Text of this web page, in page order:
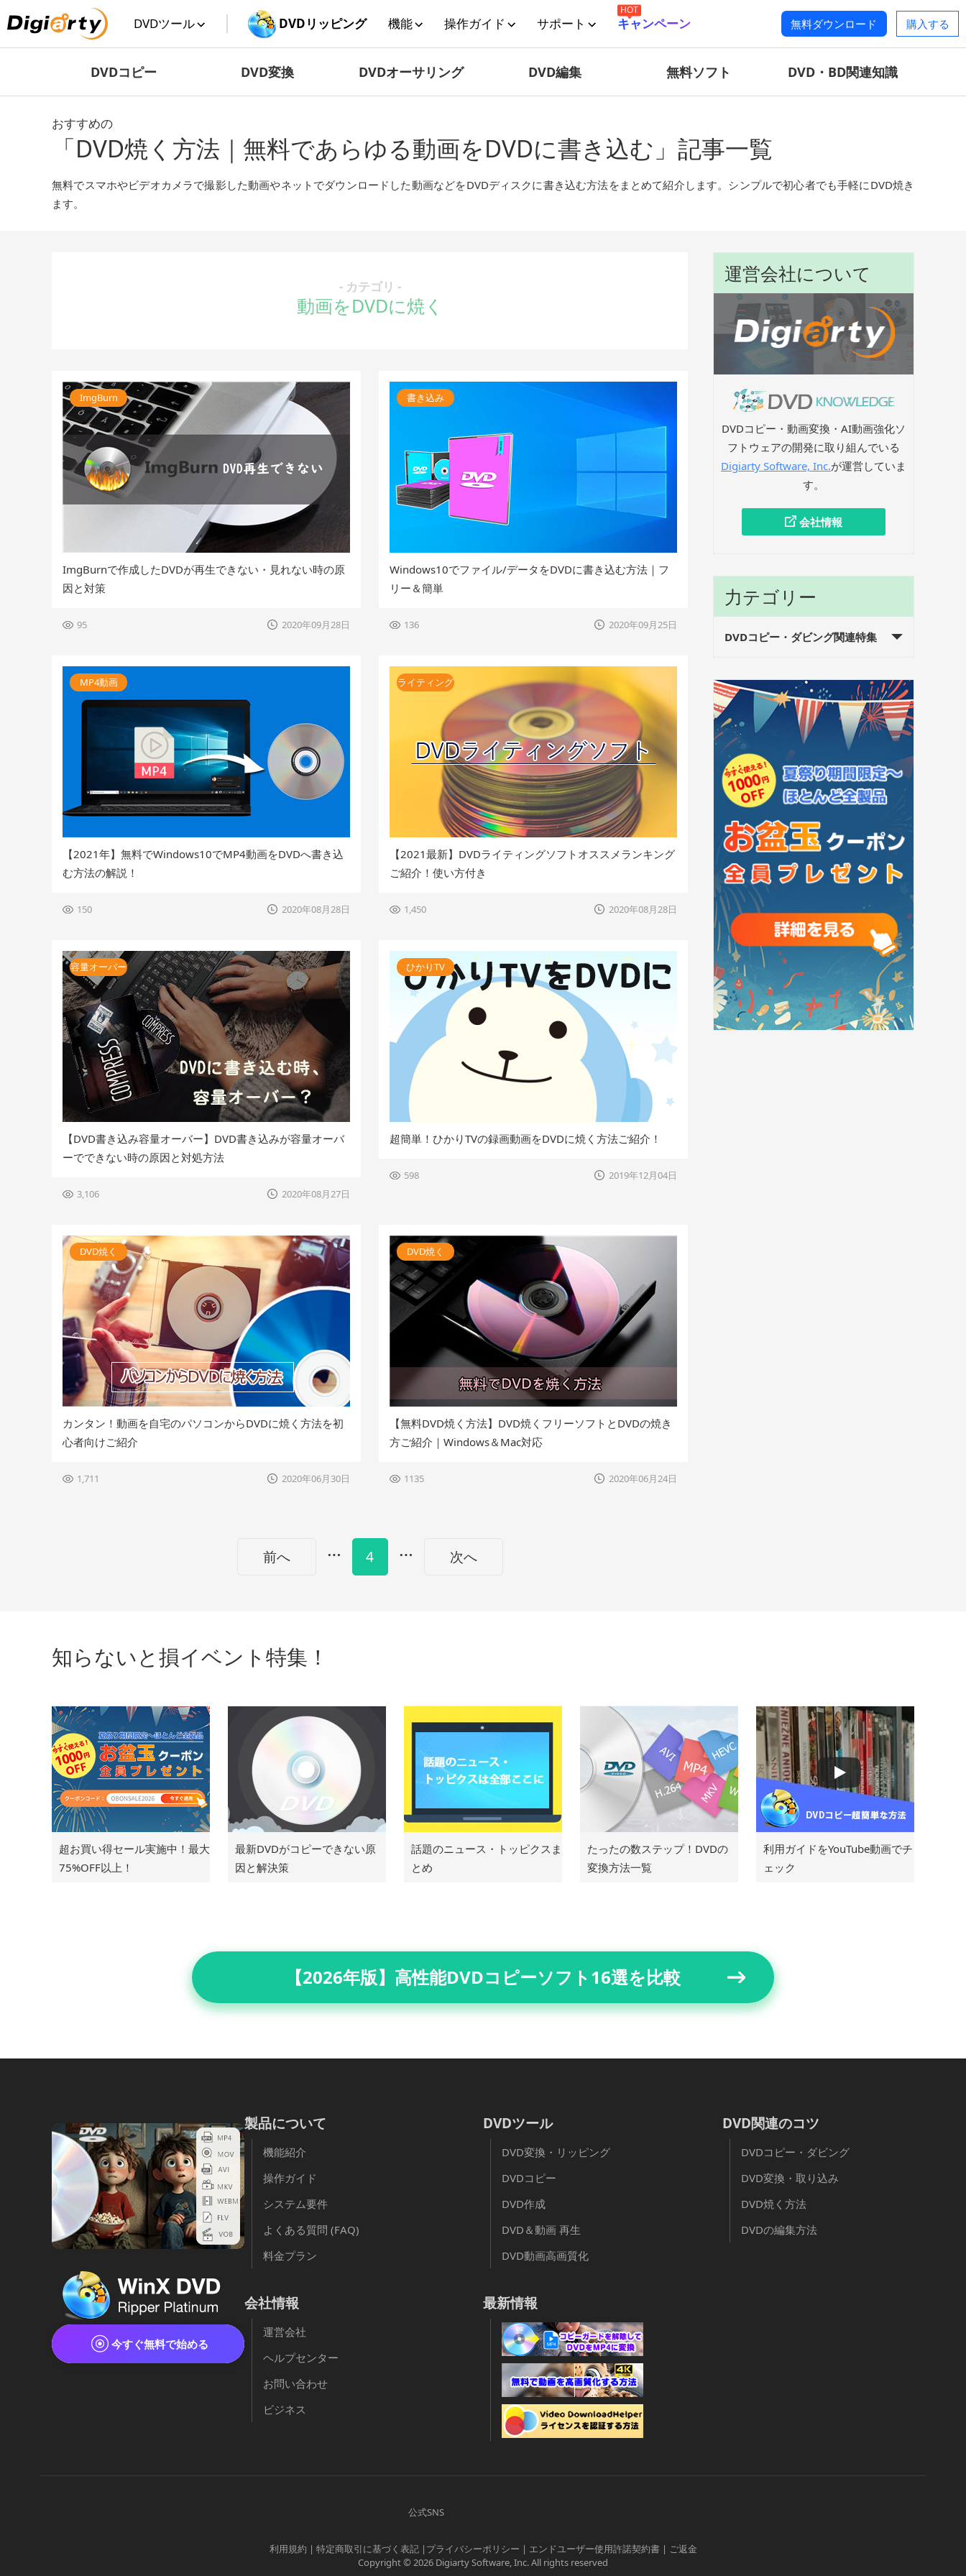
Digiarty DVDツール DVDリッピング 機能 操作ガイド サポート
HOT
キャンペーン 無料ダウンロード 購入する
DVDコピー DVD変換 DVDオーサリング DVD編集 無料ソフト DVD・BD関連知識
おすすめの
「DVD焼く方法｜無料であらゆる動画をDVDに書き込む」記事一覧
無料でスマホやビデオカメラで撮影した動画やネットでダウンロードした動画などをDVDディスクに書き込む方法をまとめて紹介します。シンプルで初心者でも手軽にDVD焼き
ます。
- カテゴリ -
動画をDVDに焼く
ImgBurn
ImgBurnで作成したDVDが再生できない・見れない時の原
因と対策
95 2020年09月28日
書き込み
Windows10でファイル/データをDVDに書き込む方法｜フ
リー＆簡単
136 2020年09月25日
MP4動画
【2021年】無料でWindows10でMP4動画をDVDへ書き込
む方法の解説！
150 2020年08月28日
ライティング
【2021最新】DVDライティングソフトオススメランキング
ご紹介！使い方付き
1,450 2020年08月28日
容量オーバー
【DVD書き込み容量オーバー】DVD書き込みが容量オーバ
ーでできない時の原因と対処方法
3,106 2020年08月27日
ひかりTV
超簡単！ひかりTVの録画動画をDVDに焼く方法ご紹介！
598 2019年12月04日
DVD焼く
カンタン！動画を自宅のパソコンからDVDに焼く方法を初
心者向けご紹介
1,711 2020年06月30日
DVD焼く
【無料DVD焼く方法】DVD焼くフリーソフトとDVDの焼き
方ご紹介｜Windows＆Mac対応
1135 2020年06月24日
前へ … 4 … 次へ
運営会社について
DVDコピー・動画変換・AI動画強化ソ
フトウェアの開発に取り組んでいる
Digiarty Software, Inc.が運営していま
す。
会社情報
力テゴリー
DVDコピー・ダビング関連特集
知らないと損イベント特集！
超お買い得セール実施中！最大
75%OFF以上！
最新DVDがコピーできない原
因と解決策
話題のニュース・トッピクスま
とめ
たったの数ステップ！DVDの
変換方法一覧
利用ガイドをYouTube動画でチ
ェック
【2026年版】高性能DVDコピーソフト16選を比較
今すぐ無料で始める
製品について
機能紹介
操作ガイド
システム要件
よくある質問 (FAQ)
料金プラン
DVDツール
DVD変換・リッピング
DVDコピー
DVD作成
DVD＆動画 再生
DVD動画高画質化
DVD関連のコツ
DVDコピー・ダビング
DVD変換・取り込み
DVD焼く方法
DVDの編集方法
会社情報
運営会社
ヘルプセンター
お問い合わせ
ビジネス
最新情報
公式SNS
利用規約 | 特定商取引に基づく表記| プライバシーポリシー | エンドユーザー使用許諾契約書| ご返金
Copyright © 2026 Digiarty Software, Inc. All rights reserved